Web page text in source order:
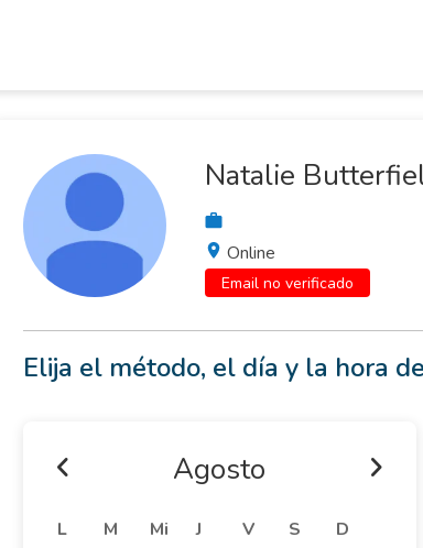
Natalie
Online
Email no verificado
Elija el método, el día y la hora
Agosto
L M Mi J V S
D